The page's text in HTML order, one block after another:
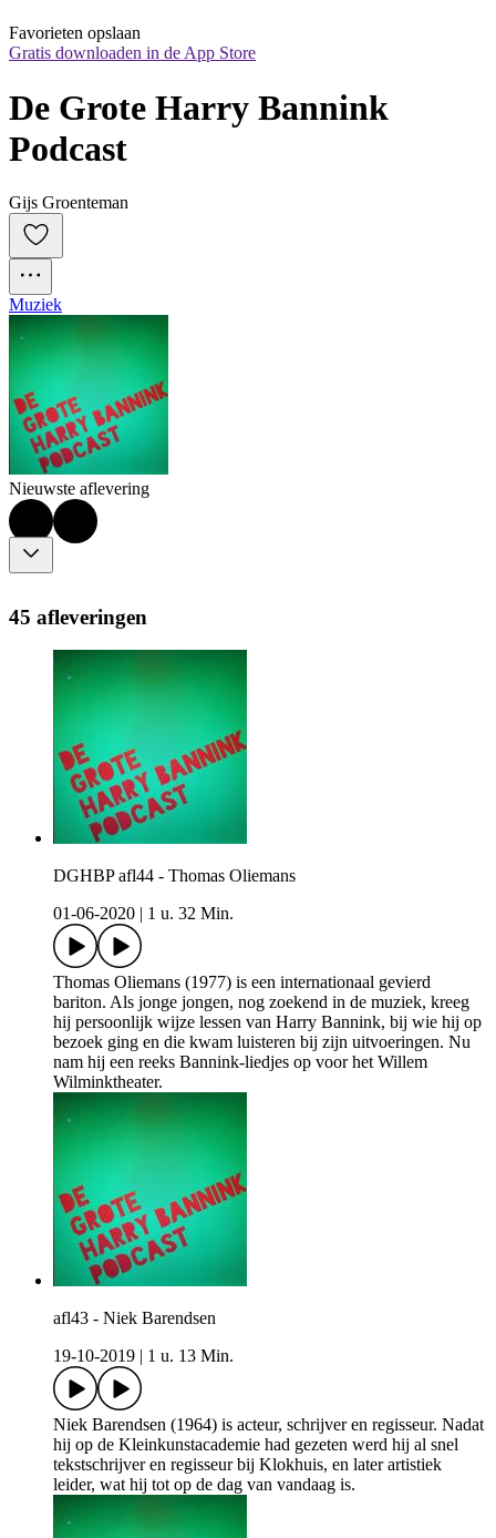
Favorieten opslaan
Gratis downloaden in de App Store
De Grote Harry Bannink
Podcast
Gijs Groenteman
Muziek
Nieuwste aflevering
45 afleveringen
DGHBP afl44 - Thomas Oliemans
01-06-2020
1 u. 32 Min.
Thomas Oliemans (1977) is een internationaal gevierd
bariton. Als jonge jongen, nog zoekend in de muziek, kreeg
hij persoonlijk wijze lessen van Harry Bannink, bij wie hij op
bezoek ging en die kwam luisteren bij zijn uitvoeringen. Nu
nam hij een reeks Bannink-liedjes op voor het Willem
Wilminktheater.
afl43 - Niek Barendsen
19-10-2019
1 u. 13 Min.
Niek Barendsen (1964) is acteur, schrijver en regisseur. Nadat
hij op de Kleinkunstacademie had gezeten werd hij al snel
tekstschrijver en regisseur bij Klokhuis, en later artistiek
leider, wat hij tot op de dag van vandaag is.